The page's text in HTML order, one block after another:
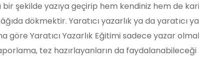
şekilde yazıya geçirip hem kendiniz hem de
dökmektir. Yaratıcı yazarlık ya da yaratıcı
göre Yaratıcı Yazarlık Eğitimi sadece yazar
tez hazırlayanların da